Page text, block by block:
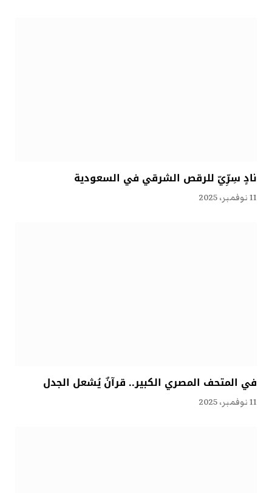
نادٍ سِرِّيّ للرقص الشرقي في السعودية
11 نوفمبر، 2025
في المتحف المصري الكبير.. قرآنٌ يُشعل الجدل
11 نوفمبر، 2025